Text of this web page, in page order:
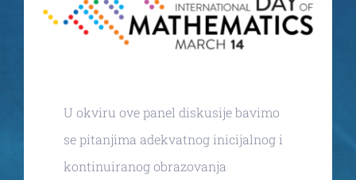
VM materijali
U okviru ove panel diskusije bavimo
se pitanjima adekvatnog inicijalnog i
kontinuiranog obrazovanja